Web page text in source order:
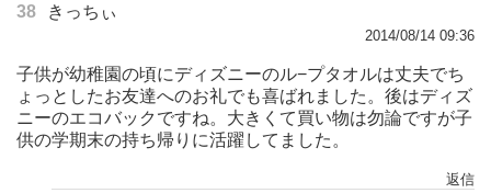
38 きっちぃ
2014/08/14 09:36
子供が幼稚園の頃にディズニーのル−プタオルは丈夫でち
ょっとしたお友達へのお礼でも喜ばれました。後はディズ
ニーのエコバックですね。大きくて買い物は勿論ですが子
供の学期末の持ち帰りに活躍してました。
返信